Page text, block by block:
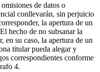
de datos o
conllevarán, sin perjuicio
la apertura de un
hecho de no subsanar la
en su caso, la apertura de un
titular pueda alegar y
correspondientes conforme
4.